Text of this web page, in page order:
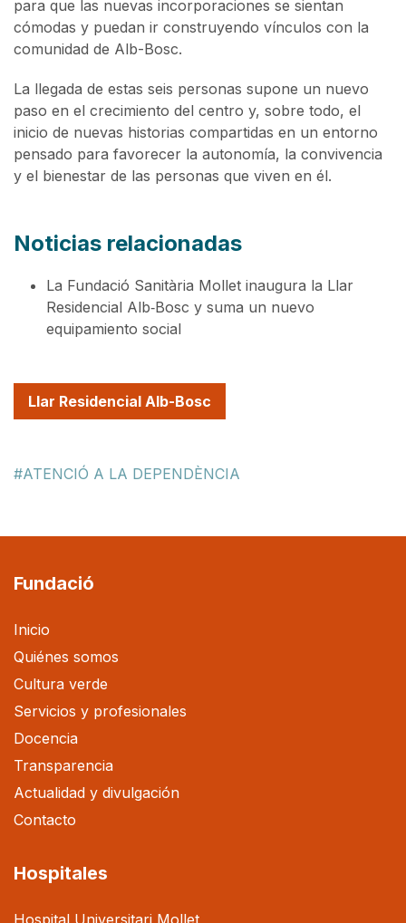
para que las nuevas incorporaciones se sientan
cómodas y puedan ir construyendo vínculos con la
comunidad de Alb-Bosc.
La llegada de estas seis personas supone un nuevo
paso en el crecimiento del centro y, sobre todo, el
inicio de nuevas historias compartidas en un entorno
pensado para favorecer la autonomía, la convivencia
y el bienestar de las personas que viven en él.
Noticias relacionadas
La Fundació Sanitària Mollet inaugura la Llar
Residencial Alb‑Bosc y suma un nuevo
equipamiento social
Llar Residencial Alb-Bosc
ATENCIÓ A LA DEPENDÈNCIA
Fundació
Inicio
Quiénes somos
Cultura verde
Servicios y profesionales
Docencia
Transparencia
Actualidad y divulgación
Contacto
Hospitales
Hospital Universitari Mollet